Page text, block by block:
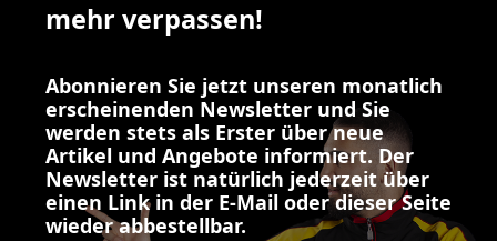
mehr verpassen!
Abonnieren Sie jetzt unseren monatlich
erscheinenden Newsletter und Sie
werden stets als Erster über neue
Artikel und Angebote informiert. Der
Newsletter ist natürlich jederzeit über
einen Link in der E-Mail oder dieser Seite
wieder abbestellbar.